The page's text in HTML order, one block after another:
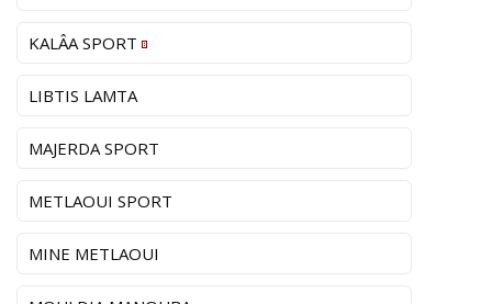
KALÂA SPORT
LIBTIS LAMTA
MAJERDA SPORT
METLAOUI SPORT
MINE METLAOUI